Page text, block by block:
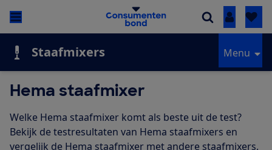
Inloggen
Staafmixers Menu
Hema staafmixer
Welke Hema staafmixer komt als beste uit de test?
Bekijk de testresultaten van Hema staafmixers en
vergelijk de Hema staafmixer met andere staafmixers.